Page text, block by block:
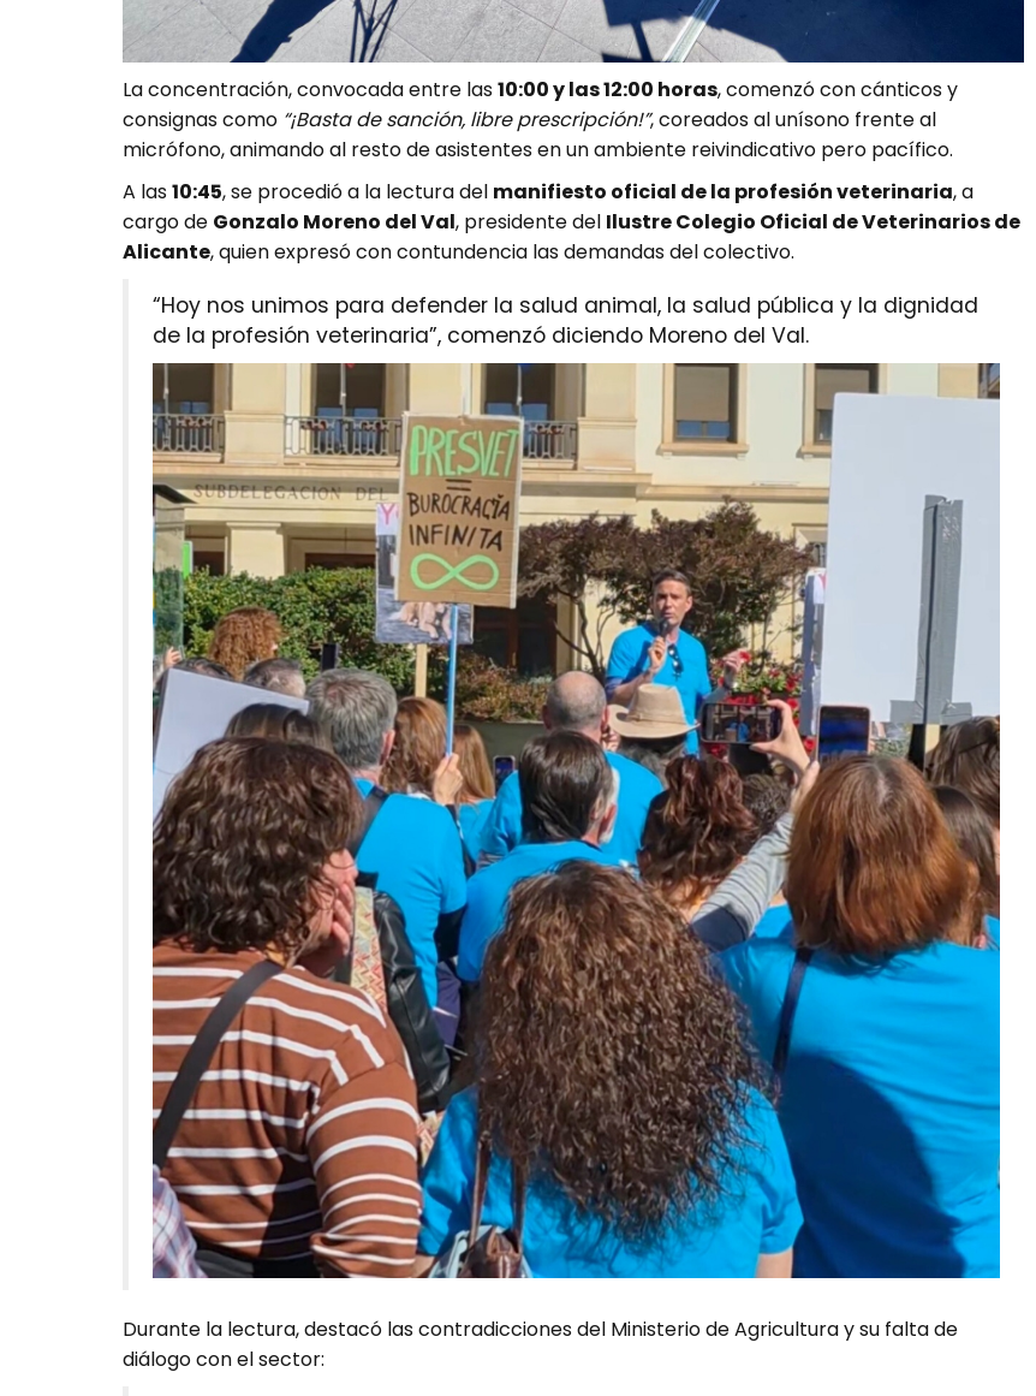
La concentración, convocada entre las10:00 y las 12:00 horas, comenzó con cánticos y
consignas como “¡Basta de sanción, libre prescripción!”, coreados al unísono frente al
micrófono, animando al resto de asistentes en un ambiente reivindicativo pero pacífico.
A las10:45, se procedió a la lectura del manifiesto oficial de la profesión veterinaria, a
cargo de Gonzalo Moreno del Val, presidente del Ilustre Colegio Oficial de Veterinarios de
Alicante, quien expresó con contundencia las demandas del colectivo.
“Hoy nos unimos para defender la salud animal, la salud pública y la dignidad
de la profesión veterinaria”, comenzó diciendo Moreno del Val.
Durante la lectura, destacó las contradicciones del Ministerio de Agricultura y su falta de
diálogo con el sector: